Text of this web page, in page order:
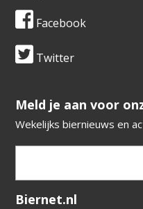
Facebook
Twitter
​​​​​​​Meld je aan voor
Wekelijks biernieuws en
Verification code:
Biernet.nl